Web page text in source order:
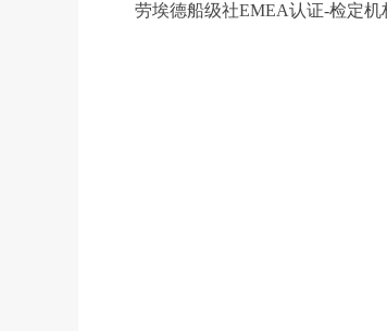
劳埃德船级社EMEA认证-检定机